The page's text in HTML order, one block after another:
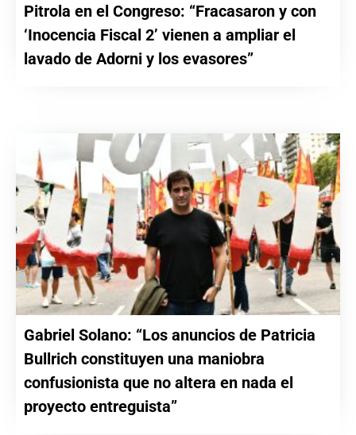
Pitrola en el Congreso: “Fracasaron y con
‘Inocencia Fiscal 2’ vienen a ampliar el
lavado de Adorni y los evasores”
Gabriel Solano: “Los anuncios de Patricia
Bullrich constituyen una maniobra
confusionista que no altera en nada el
proyecto entreguista”